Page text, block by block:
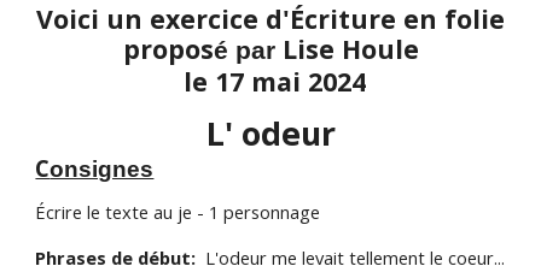
Voici un exercice d'Écriture en folie
proposé par Lise Houle
le 17mai 2024
L' odeur
Consignes
Écrire le texte au je - 1 personnage
Phrases de début: L'odeur me levait tellement le coeur...